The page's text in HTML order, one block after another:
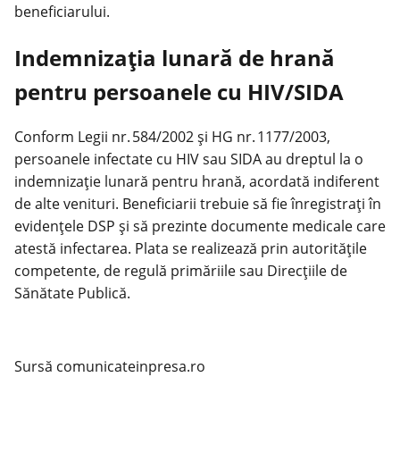
beneficiarului.
Indemnizația lunară de hrană
pentru persoanele cu HIV/SIDA
Conform Legii nr. 584/2002 și HG nr. 1177/2003,
persoanele infectate cu HIV sau SIDA au dreptul la o
indemnizație lunară pentru hrană, acordată indiferent
de alte venituri. Beneficiarii trebuie să fie înregistrați în
evidențele DSP și să prezinte documente medicale care
atestă infectarea. Plata se realizează prin autoritățile
competente, de regulă primăriile sau Direcțiile de
Sănătate Publică.
Sursă comunicateinpresa.ro